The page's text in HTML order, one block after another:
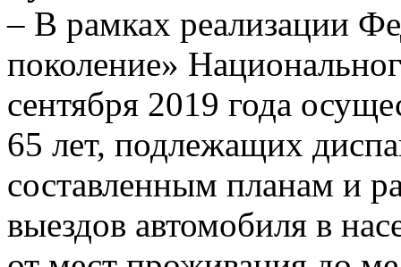
– В рамках реализации
поколение»
сентября 2019 года
65 лет, подлежащих
составленным планам и
выездов автомобиля в